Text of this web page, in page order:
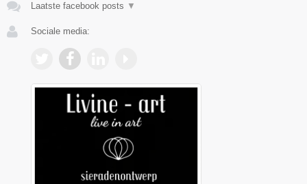
Laatste facebook posts ▼
Sociale media: